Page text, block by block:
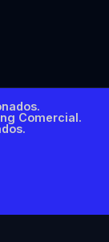
Comercial.